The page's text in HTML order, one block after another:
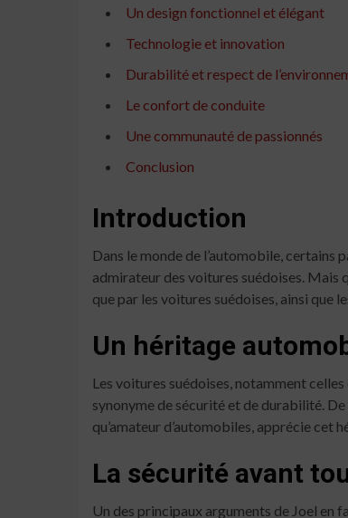
Un design fonctionnel et élégant
Technologie et innovation
Durabilité et respect de
Le confort de conduite
Une communauté de passionnés
Conclusion
Introduction
Dans le monde de l’automobile, certains
admirateur des voitures suédoises. Mais
que par les voitures suédoises, ainsi que
Un héritage
Les voitures suédoises, notamment
synonyme de sécurité et de durabilité.
qu’amateur d’automobiles, apprécie cet
La sécurité avant
Un des principaux arguments de Joel en